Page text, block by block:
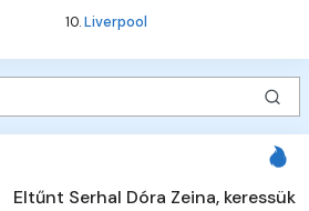
10.Liverpool
Eltűnt Serhal Dóra Zeina, keressük